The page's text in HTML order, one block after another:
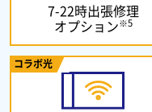
7-22時出張修理
オプション※5
コラボ光